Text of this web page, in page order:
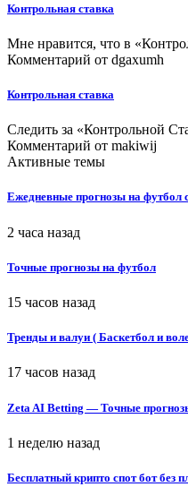
Контрольная ставка
Мне нравится, что в
Комментарий от dgaxumh
Контрольная ставка
Следить за «Контрольной
Комментарий от makiwij
Активные темы
Ежедневные прогнозы на футбол
2 часа назад
Точные прогнозы на футбол
15 часов назад
Тренды и валуи ( Баскетбол и
17 часов назад
Zeta AI Betting — Точные
1 неделю назад
Бесплатный крипто спот бот без